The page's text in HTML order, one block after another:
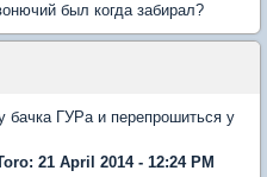
был когда забирал?
бачка ГУРа и перепрошиться у
21 April 2014 - 12:24 PM